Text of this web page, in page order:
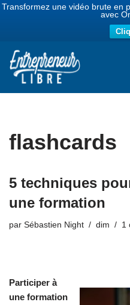
Transformez une vidéo brute en
avec
Aller
flashcards
5 techniques
une formation
par Sébastien Night dim 1
Participer à
une formation